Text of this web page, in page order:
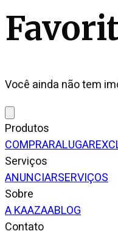
Você ainda não tem
Produtos
COMPRARALUGAR
Serviços
ANUNCIARSERVIÇOS
Sobre
A KAAZAABLOG
Contato